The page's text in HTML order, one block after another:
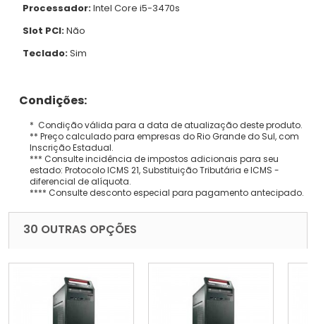
Processador:Intel Core i5-3470s
Slot PCI:Não
Teclado:Sim
Condições:
* Condição válida para a data de atualização deste produto.
** Preço calculado para empresas do Rio Grande do Sul, com
Inscrição Estadual.
*** Consulte incidência de impostos adicionais para seu
estado: Protocolo ICMS 21, Substituição Tributária e ICMS -
diferencial de alíquota.
**** Consulte desconto especial para pagamento antecipado.
30 OUTRAS OPÇÕES